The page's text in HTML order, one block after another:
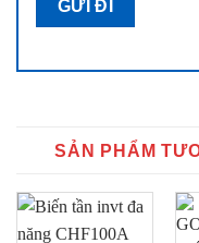
SẢN PHẨM